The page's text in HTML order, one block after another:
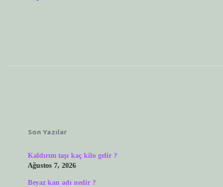
Son Yazılar
Kaldırım taşı kaç kilo gelir ?
Ağustos 7, 2026
Beyaz kan adı nedir ?